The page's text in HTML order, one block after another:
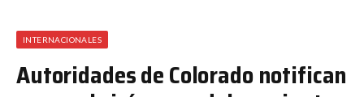
INTERNACIONALES
Autoridades de Colorado notifican